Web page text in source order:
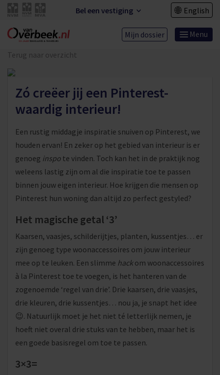
Bel een vestiging English
Mijn dossier Menu
Terug naar overzicht
Zó creëer jij een Pinterest-
waardig interieur!
Een rustig middagje inspiratie snuiven op Pinterest, we
houden ervan! En zeker op het gebied van interieur is er
genoeg inspo te vinden. Toch kan het in de praktijk nog
weleens lastig zijn om al die inspiratie toe te passen
binnen jouw eigen interieur. Hoe krijgen die mensen op
Pinterest hun woning dan altijd zo perfect gestyled?
Het magische getal ‘3’
Kaarsen, vaasjes, schilderijtjes, planten, kussentjes… er
zijn genoeg type woonaccessoires om jouw interieur
mee op te leuken. Een slimme hackom woonaccessoires
à la Pinterest toe te voegen, is het hanteren van de
zogenoemde ‘regel van drie’. Drie kaarsen, drie vaasjes,
drie kleuren, drie kussentjes… nou ja, je snapt het idee
😉. Natuurlijk moet je het niet té letterlijk nemen, je
hoeft niet overal drie stuks van te hebben, maar het is
een goede basisregel om toe te passen.
3×3=